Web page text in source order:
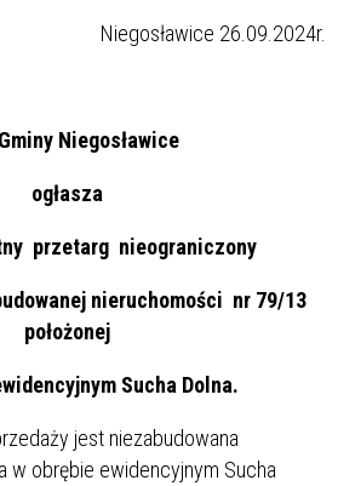
Niegosławice 26.09.2024r.
Niegosławice
ogłasza
przetarg nieograniczony
nieruchomości nr 79/13
położonej
Sucha Dolna.
jest niezabudowana
w obrębie ewidencyjnym Sucha